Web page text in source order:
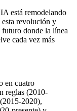
está remodelando
revolución y
futuro donde la línea
cada vez más
en cuatro
reglas (2010-
2020),